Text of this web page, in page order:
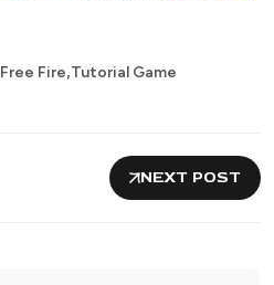
Free Fire,Tutorial Game
NEXT POST